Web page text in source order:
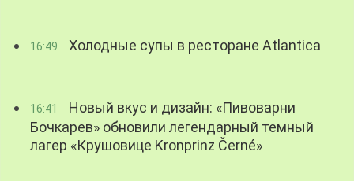
16:49 Холодные супы в ресторане Atlantica
16:41
Новый вкус и дизайн: «Пивоварни
Бочкарев» обновили легендарный темный
лагер «Крушовице Kronprinz Černé»